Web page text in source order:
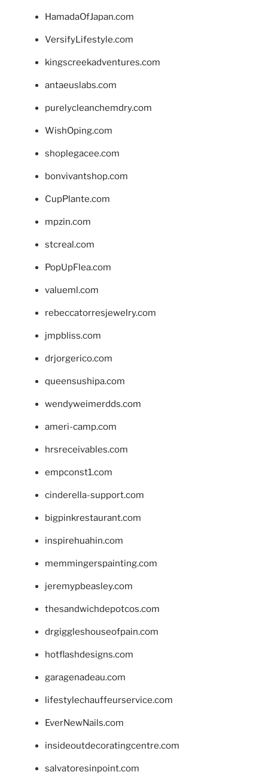
HamadaOfJapan.com
VersifyLifestyle.com
kingscreekadventures.com
antaeuslabs.com
purelycleanchemdry.com
WishOping.com
shoplegacee.com
bonvivantshop.com
CupPlante.com
mpzin.com
stcreal.com
PopUpFlea.com
valueml.com
rebeccatorresjewelry.com
jmpbliss.com
drjorgerico.com
queensushipa.com
wendyweimerdds.com
ameri-camp.com
hrsreceivables.com
empconst1.com
cinderella-support.com
bigpinkrestaurant.com
inspirehuahin.com
memmingerspainting.com
jeremypbeasley.com
thesandwichdepotcos.com
drgiggleshouseofpain.com
hotflashdesigns.com
garagenadeau.com
lifestylechauffeurservice.com
EverNewNails.com
insideoutdecoratingcentre.com
salvatoresinpoint.com